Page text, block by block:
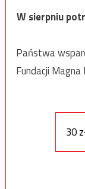
W sierpniu
Państwa
Fundacji Magna
30